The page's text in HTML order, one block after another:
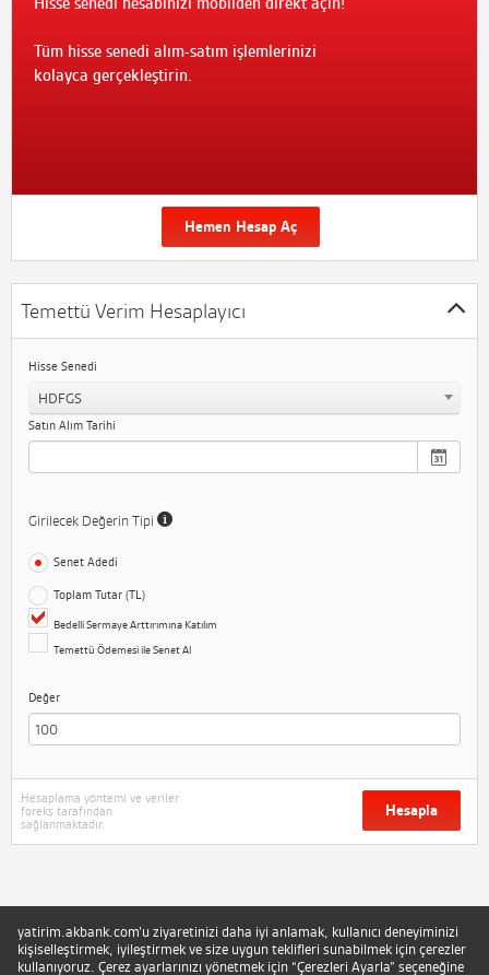
Tüm hisse senedi alım-satım işlemlerinizi
kolayca gerçekleştirin.
Hemen Hesap Aç
Temettü Verim Hesaplayıcı
Hisse Senedi
HDFGS
Satın Alım Tarihi
Girilecek Değerin Tipi
Senet Adedi
Toplam Tutar (TL)
Bedelli Sermaye Arttırımına Katılım
Temettü Ödemesi ile Senet Al
Değer
Hesaplama yöntemi ve veriler
foreks tarafından
sağlanmaktadır.
Hesapla